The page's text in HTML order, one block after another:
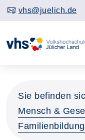
vhs@juelich.de
Sie befinden
Mensch &
Familienbildung